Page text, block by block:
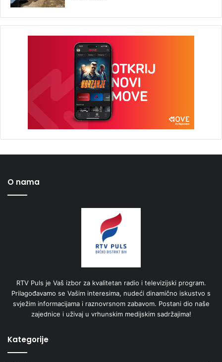
O nama
RTV Puls je Vaš izbor za kvalitetan radio i televizijski program.
Prilagođavamo se Vašim interesima, nudeći dinamično iskustvo s
svježim informacijama i raznovrsnom zabavom. Postani dio naše
zajednice i uživaj u vrhunskim medijskim sadržajima!
Kategorije